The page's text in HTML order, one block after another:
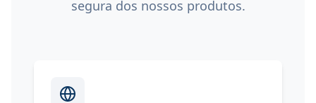
segura dos nossos produtos.